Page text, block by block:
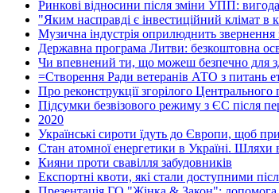
Ринкові відносини після зміни УПП:
"Яким насправді є інвестиційний клімат в
Музична індустрія оприлюднить
Державна програма Литви: безкоштовна
Чи впевнений ти, що можеш безпечно для
=Створення Ради ветеранів АТО з питань
Про реконструкції згорілого
Підсумки безвізового режиму з ЄС після
2020
Українські сироти їдуть до Європи, щоб
Стан атомної енергетики в Україні.
Кияни проти свавілля забудовників
Експортні квоти, які стали доступними